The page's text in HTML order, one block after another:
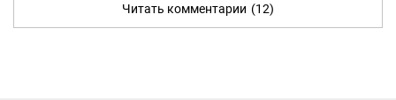
Читать комментарии (12)